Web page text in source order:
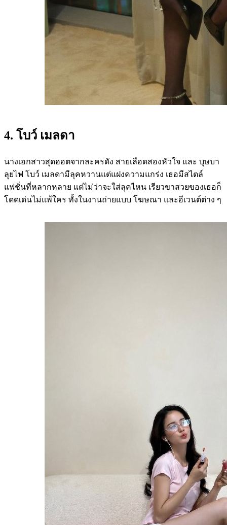
4. โบว์ เมลดา
นางเอกสาวสุดฮอตจากละครดัง สายเลือดสองหัวใจ และ บุษบา
ลุยไฟ โบว์ เมลดามีลุคหวานแต่แฝงความแกร่ง เธอมีสไตล์
แฟชั่นที่หลากหลาย แต่ไม่ว่าจะใส่ลุคไหน เรียวขาสวยของเธอก็
โดดเด่นไม่แพ้ใคร ทั้งในงานถ่ายแบบ โฆษณา และอีเวนต์ต่าง ๆ